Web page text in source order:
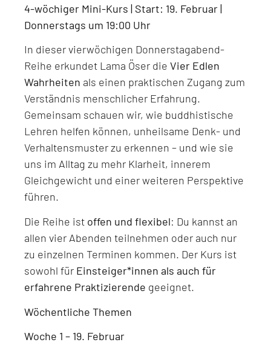
4-wöchiger Mini-Kurs | Start: 19. Februar |
Donnerstags um 19:00 Uhr
In dieser vierwöchigen Donnerstagabend-
Reihe erkundet Lama Öser die Vier Edlen
Wahrheiten als einen praktischen Zugang zum
Verständnis menschlicher Erfahrung.
Gemeinsam schauen wir, wie buddhistische
Lehren helfen können, unheilsame Denk- und
Verhaltensmuster zu erkennen – und wie sie
uns im Alltag zu mehr Klarheit, innerem
Gleichgewicht und einer weiteren Perspektive
führen.
Die Reihe ist offen und flexibel: Du kannst an
allen vier Abenden teilnehmen oder auch nur
zu einzelnen Terminen kommen. Der Kurs ist
sowohl für Einsteiger*innen als auch für
erfahrene Praktizierende geeignet.
Wöchentliche Themen
Woche 1 – 19. Februar